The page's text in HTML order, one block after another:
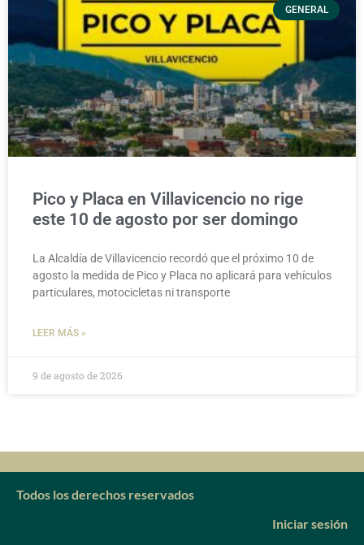
GENERAL
Pico y Placa en Villavicencio no rige
este 10 de agosto por ser domingo
La Alcaldía de Villavicencio recordó que el próximo 10 de
agosto la medida de Pico y Placa no aplicará para vehículos
particulares, motocicletas ni transporte
LEER MÁS »
9 de agosto de 2026
Todos los derechos reservados
Iniciar sesión